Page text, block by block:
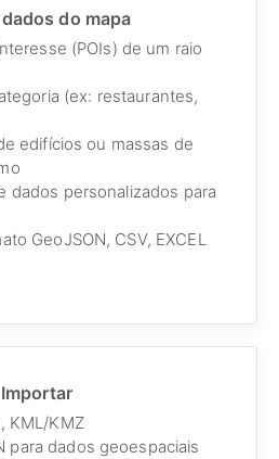
do mapa
(POIs) de um raio
(ex: restaurantes,
edifícios ou massas de
dados personalizados para
GeoJSON, CSV, EXCEL
Importar
KML/KMZ
para dados geoespaciais